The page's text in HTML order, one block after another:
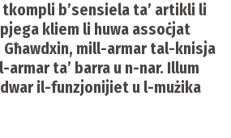
b’sensiela ta’ artikli li
kliem li huwa assoċjat
mill-armar tal-knisja
ta’ barra u n-nar. Illum
il-funzjonijiet u l-mużika